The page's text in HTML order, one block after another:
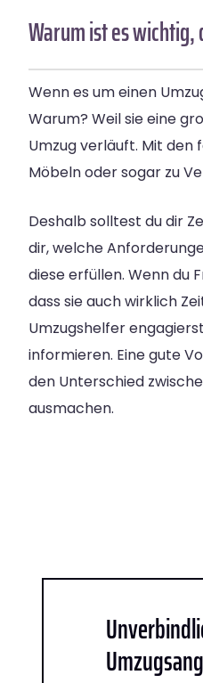
Warum ist es
Wenn es um einen
Warum? Weil sie eine
Umzug verläuft. Mit den
Möbeln oder sogar zu
Deshalb solltest du dir
dir, welche
diese erfüllen. Wenn du
dass sie auch wirklich
Umzugshelfer
informieren. Eine gute
den Unterschied
ausmachen.